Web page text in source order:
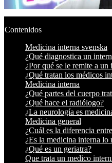
Contenidos
Medicina interna svenska
¿Qué diagnostica un
¿Por qué se le remite a un
¿Qué tratan los médicos
Medicina interna
¿Qué partes del cuerpo
¿Qué hace el radiólogo?
¿La neurología es
Medicina general
¿Cuál es la diferencia
¿Es la medicina interna lo
¿Qué es un geriatra?
Que trata un medico